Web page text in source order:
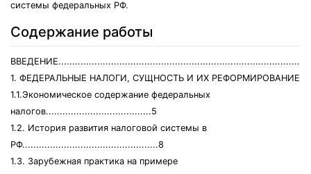
системы федеральных РФ.
Содержание работы
1. ФЕДЕРАЛЬНЫЕ НАЛОГИ, СУЩНОСТЬ И ИХ РЕФОРМИРОВАНИЕ
1.1.Экономическое содержание федеральных
налогов......................................5
1.2. История развития налоговой системы в
РФ.................................................8
1.3. Зарубежная практика на примере